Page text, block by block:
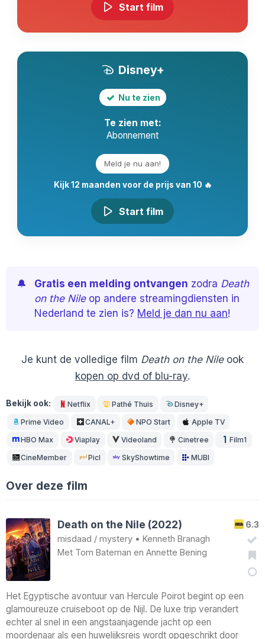
Start film
Disney+
Nu te zien
Te zien met:
Abonnement
Meld je nu aan!
Kijk 12 maanden voor de prijs van 10 🔥
Start film
🔔 Gratis een melding ontvangen zodra Death
on the Nileop andere streamingdiensten in
Nederland te zien is? Meld je dan nu aan!
Je kunt de volledige film Death on the Nileook
kopen op dvd of blu-ray.
Bekijk ook: Netflix Pathé Thuis Disney+
Prime Video CANAL+ NPO Start Apple TV
HBO Max Viaplay Videoland Cinetree Film1
CineMember Picl SkyShowtime MUBI
Over deze film
6.3
Death on the Nile (2022)
misdaad / mystery • Kenneth Branagh
Met Tom Bateman en Annette Bening
Het Egyptische avontuur van Hercule Poirot begint op een
glamoureuze cruiseboot op de Nijl. De luxe trip verandert
echter al snel in een angstaanjagende jacht op een
moordenaar als een huwelijksreis wordt opgeschrikt door